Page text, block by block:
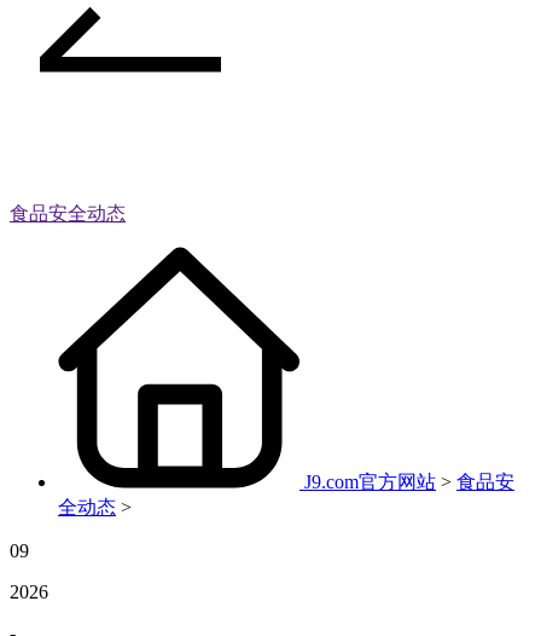
食品安全动态
J9.com官方网站 > 食品安
全动态 >
09
2026